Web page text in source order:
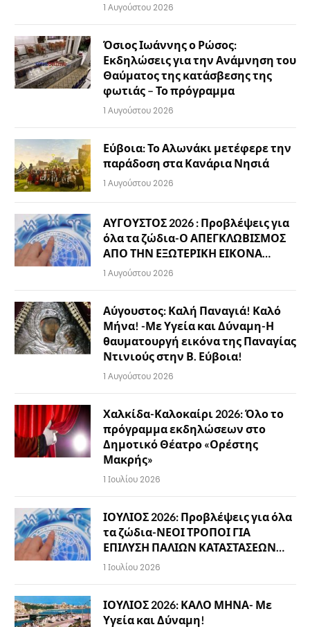
1 Αυγούστου 2026
Όσιος Ιωάννης ο Ρώσος:
Εκδηλώσεις για την Ανάμνηση του
Θαύματος της κατάσβεσης της
φωτιάς – Το πρόγραμμα
1 Αυγούστου 2026
Εύβοια: Το Αλωνάκι μετέφερε την
παράδοση στα Κανάρια Νησιά
1 Αυγούστου 2026
ΑΥΓΟΥΣΤΟΣ 2026 : Προβλέψεις για
όλα τα ζώδια-Ο ΑΠΕΓΚΛΩΒΙΣΜΟΣ
ΑΠΟ ΤΗΝ ΕΞΩΤΕΡΙΚΗ ΕΙΚΟΝΑ…
1 Αυγούστου 2026
Αύγουστος: Καλή Παναγιά! Καλό
Μήνα! -Με Υγεία και Δύναμη-Η
θαυματουργή εικόνα της Παναγίας
Ντινιούς στην Β. Εύβοια!
1 Αυγούστου 2026
Χαλκίδα-Καλοκαίρι 2026: Όλο το
πρόγραμμα εκδηλώσεων στο
Δημοτικό Θέατρο «Ορέστης
Μακρής»
1 Ιουλίου 2026
ΙΟΥΛΙΟΣ 2026: Προβλέψεις για όλα
τα ζώδια-ΝΕΟΙ ΤΡΟΠΟΙ ΓΙΑ
ΕΠΙΛΥΣΗ ΠΑΛΙΩΝ ΚΑΤΑΣΤΑΣΕΩΝ…
1 Ιουλίου 2026
ΙΟΥΛΙΟΣ 2026: ΚΑΛΟ ΜΗΝΑ- Με
Υγεία και Δύναμη!